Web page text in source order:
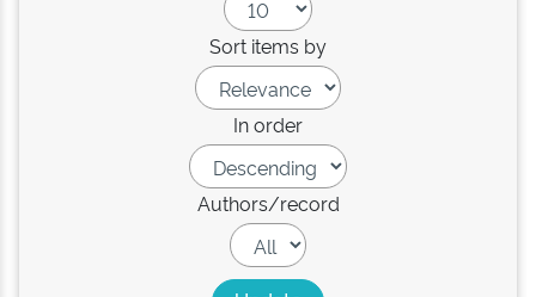
Sort items by
In order
Authors/record